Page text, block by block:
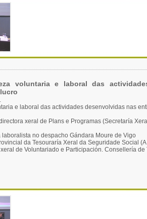
voluntaria e laboral das
e laboral das actividades desenvolvidas nas
xeral de Plans e Programas (Secretaría
no despacho Gándara Moure de Vigo
da Tesouraría Xeral da Seguridade Social
de Voluntariado e Participación. Consellería de